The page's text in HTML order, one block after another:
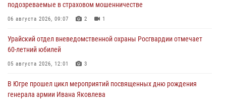
подозреваемые в страховом мошенничестве
06 августа 2026, 09:07 2 1
Урайский отдел вневедомственной охраны Росгвардии отмечает
60-летний юбилей
05 августа 2026, 12:01 3
В Югре прошел цикл мероприятий посвященных дню рождения
генерала армии Ивана Яковлева